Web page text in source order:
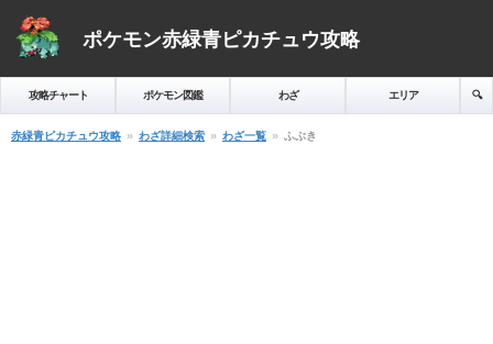
ポケモン赤緑青ピカチュウ攻略
攻略チャート ポケモン図鑑 わざ エリア 🔍️
赤緑青ピカチュウ攻略 わざ詳細検索 わざ一覧 ふぶき